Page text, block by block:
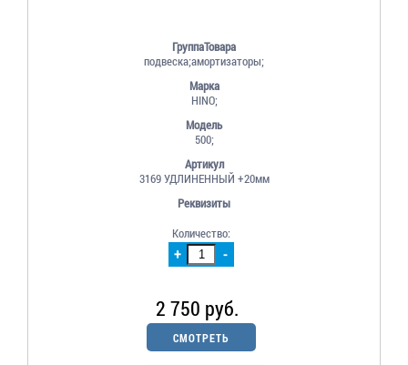
ГруппаТовара
подвеска;амортизаторы;
Марка
HINO;
Модель
500;
Артикул
3169 УДЛИНЕННЫЙ +20мм
Реквизиты
+ -
Количество:
2 750 руб.
СМОТРЕТЬ